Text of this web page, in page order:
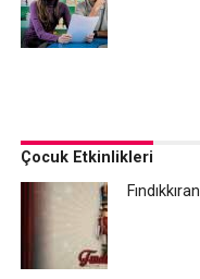
Çocuk Etkinlikleri
Fındıkkıran